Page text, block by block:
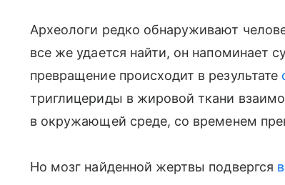
Археологи редко обнаруживают
все же удается найти, он напоминает
превращение происходит в результате
триглицериды в жировой ткани
в окружающей среде, со временем
Но мозг найденной жертвы подвергся